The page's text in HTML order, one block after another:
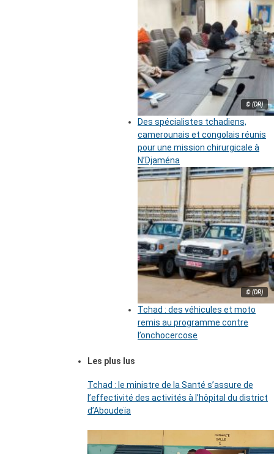
© (DR)
Des spécialistes tchadiens,
camerounais et congolais réunis
pour une mission chirurgicale à
N’Djaména
© (DR)
Tchad : des véhicules et moto
remis au programme contre
l’onchocercose
Les plus lus
Tchad : le ministre de la Santé s’assure de
l’effectivité des activités à l’hôpital du district
d’Aboudeïa